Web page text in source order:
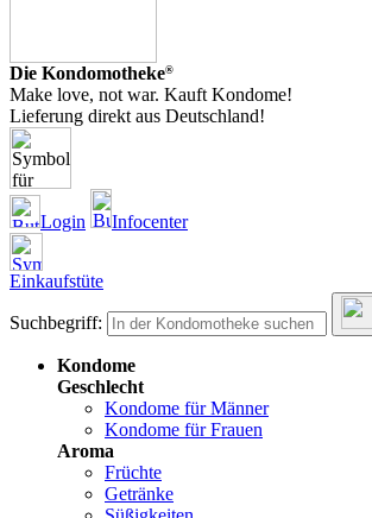
Die Kondomotheke®
Make love, not war. Kauft Kondome!
Lieferung direkt aus Deutschland!
Login Infocenter
Einkaufstüte
Suchbegriff:
Kondome
Geschlecht
Kondome für Männer
Kondome für Frauen
Aroma
Früchte
Getränke